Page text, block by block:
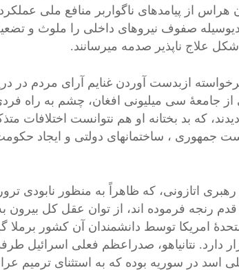
از پیامدهای ناگواربر منافع ملی
صفوف نیروهای داخلی را ملوث و
علاج ناپذیر صدمه میرسانند.
ازبدست آوردن غنایم آرای مردم در
جامعۀ سی میلیونی افغان، چشم به راه
که بد بختانه او هم نتوانست اختلافات
جمهوری ، ساختمانهای دولتی و ایجاد
اتازونی، که ظاهراً به منظور نابودی
رنجه فرموده اند، از توان عقل کل
امریکا توسط دانشمندان آن کشور برملا
نتانیاهو، صدراعظم فعلی اسرائیل
در سوریه بوده که به استثنای ترمیم